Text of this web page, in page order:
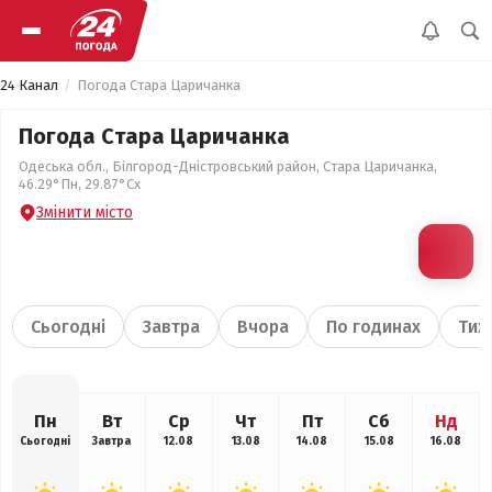
24 Канал Погода Стара Царичанка
Погода Стара Царичанка
Одеська обл., Білгород-Дністровський район, Стара Царичанка,
46.29°Пн, 29.87°Сх
Змінити місто
Сьогодні Завтра Вчора По годинах
Пн
Сьогодні
Вт
Завтра
Ср
12.08
Чт
13.08
Пт
14.08
Сб
15.08
Нд
16.08